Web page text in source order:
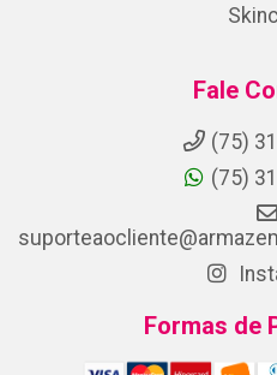
Fale
(75)
(75)
Formas de